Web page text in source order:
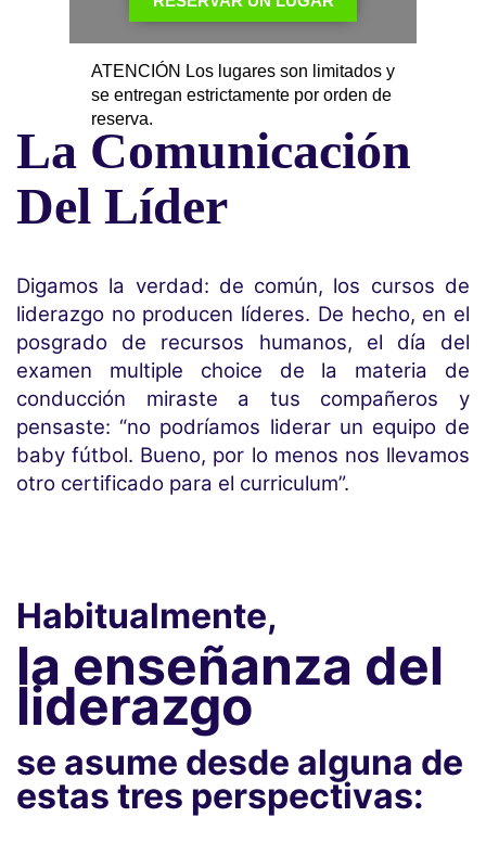
ATENCIÓN Los lugares son limitados y
se entregan estrictamente por orden de
reserva.
La Comunicación
Del Líder
Digamos la verdad: de común, los cursos de
liderazgo no producen líderes. De hecho, en el
posgrado de recursos humanos, el día del
examen multiple choice de la materia de
conducción miraste a tus compañeros y
pensaste: “no podríamos liderar un equipo de
baby fútbol. Bueno, por lo menos nos llevamos
otro certificado para el curriculum”.
Habitualmente,
la enseñanza del
liderazgo
se asume desde alguna de
estas tres perspectivas: